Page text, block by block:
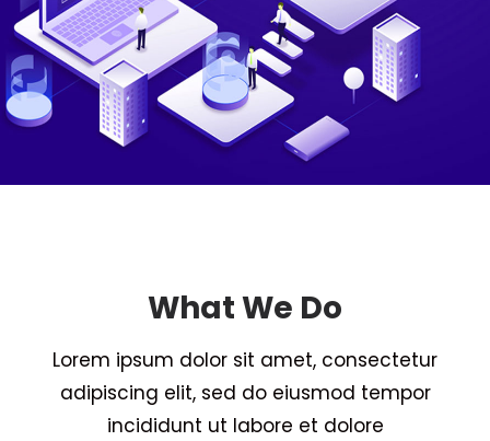
What We Do
Lorem ipsum dolor sit amet, consectetur
adipiscing elit, sed do eiusmod tempor
incididunt ut labore et dolore